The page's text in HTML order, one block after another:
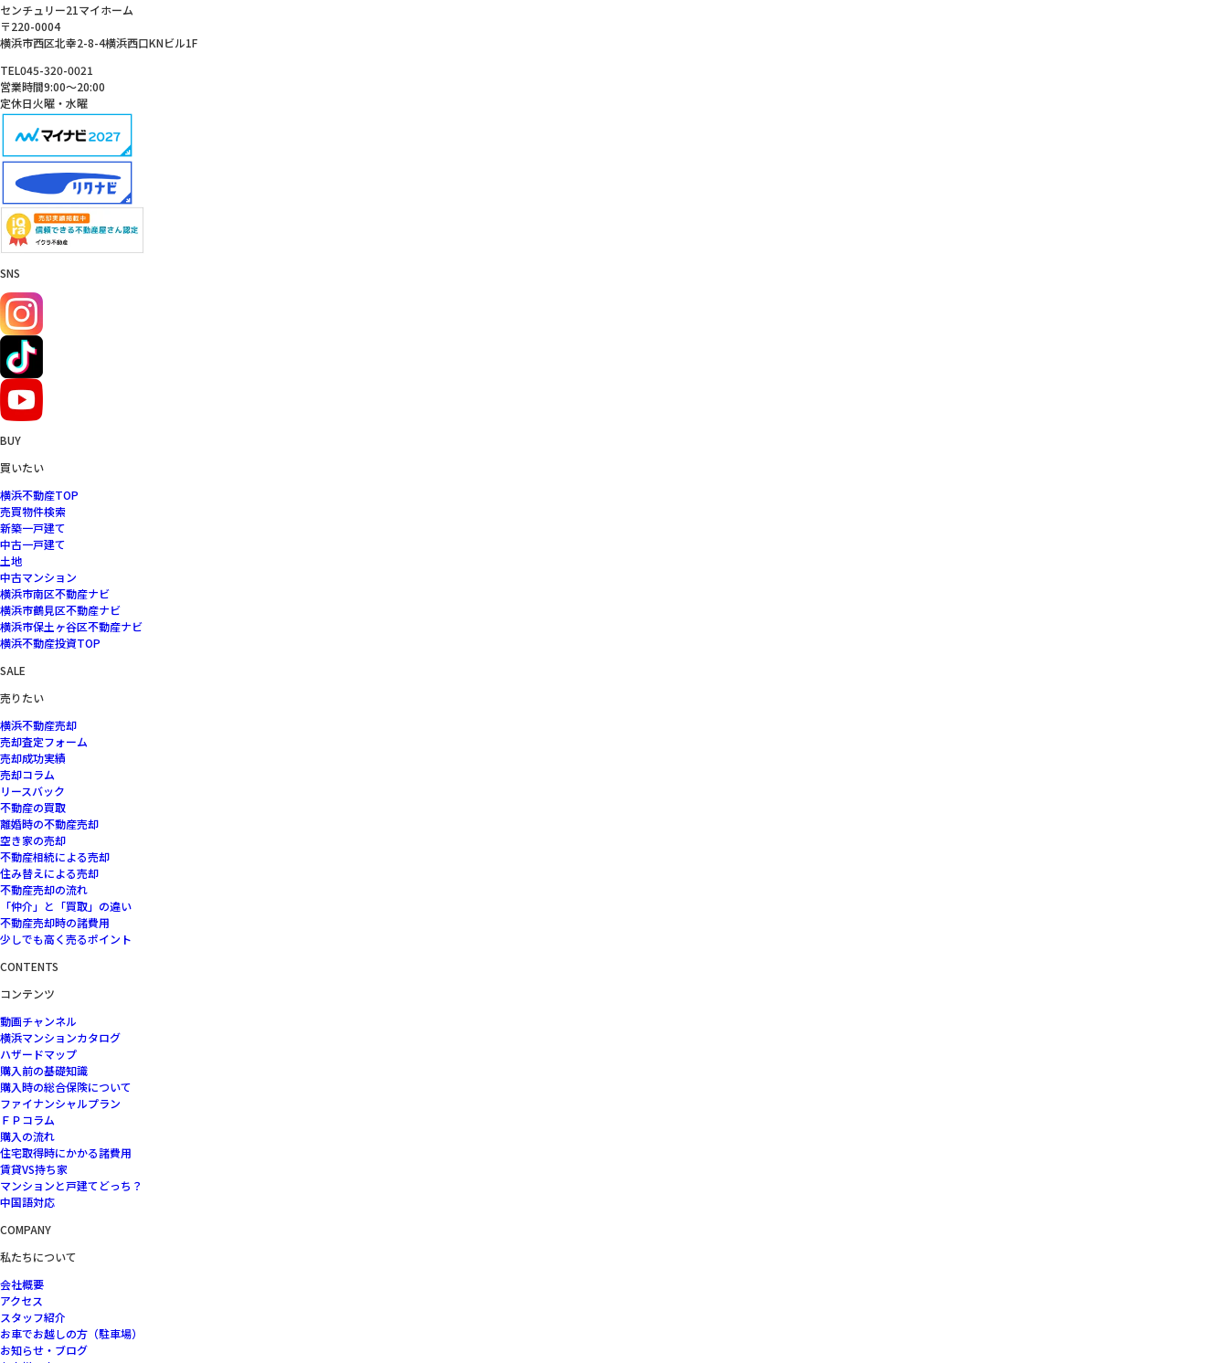
センチュリー21マイホーム
〒220-0004
横浜市西区北幸2-8-4横浜西口KNビル1F
TEL045-320-0021
営業時間9:00～20:00
定休日火曜・水曜
SNS
BUY
買いたい
横浜不動産TOP
売買物件検索
新築一戸建て
中古一戸建て
土地
中古マンション
横浜市南区不動産ナビ
横浜市鶴見区不動産ナビ
横浜市保土ヶ谷区不動産ナビ
横浜不動産投資TOP
SALE
売りたい
横浜不動産売却
売却査定フォーム
売却成功実績
売却コラム
リースバック
不動産の買取
離婚時の不動産売却
空き家の売却
不動産相続による売却
住み替えによる売却
不動産売却の流れ
「仲介」と「買取」の違い
不動産売却時の諸費用
少しでも高く売るポイント
CONTENTS
コンテンツ
動画チャンネル
横浜マンションカタログ
ハザードマップ
購入前の基礎知識
購入時の総合保険について
ファイナンシャルプラン
ＦＰコラム
購入の流れ
住宅取得時にかかる諸費用
賃貸VS持ち家
マンションと戸建てどっち？
中国語対応
COMPANY
私たちについて
会社概要
アクセス
スタッフ紹介
お車でお越しの方（駐車場）
お知らせ・ブログ